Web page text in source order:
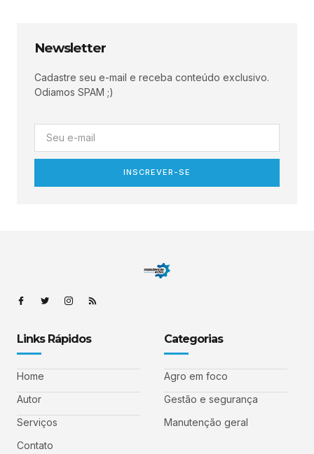
Newsletter
Cadastre seu e-mail e receba conteúdo exclusivo.
Odiamos SPAM ;)
INSCREVER-SE
Links Rápidos
Home
Autor
Serviços
Contato
Categorias
Agro em foco
Gestão e segurança
Manutenção geral